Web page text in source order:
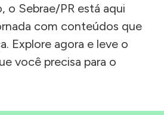
o Sebrae/PR está aqui
com conteúdos que
Explore agora e leve o
você precisa para o